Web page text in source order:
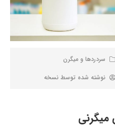
سردردها و میگرن
نوشته شده توسط نسخه
میگرنی